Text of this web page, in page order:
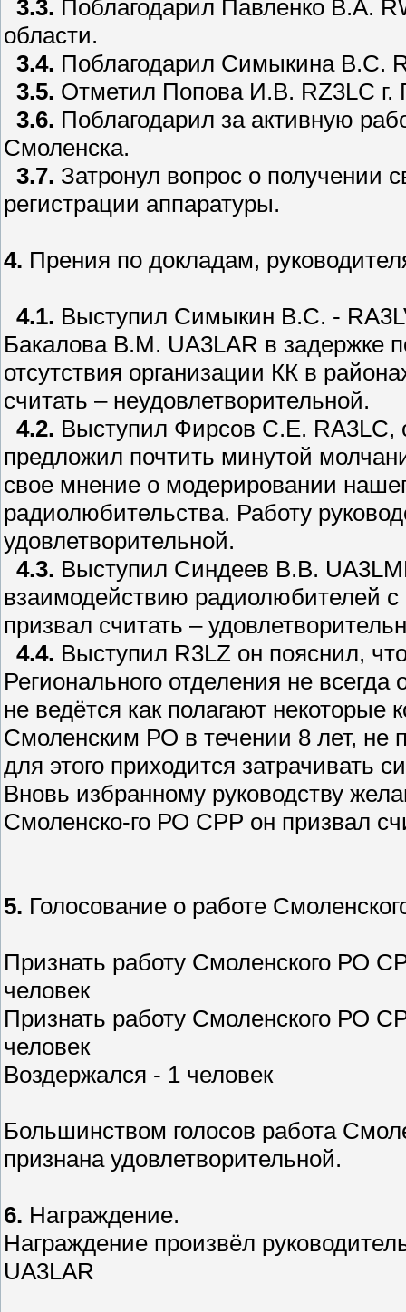
3.3. Поблагодарил Павленко В.А.
области.
3.4. Поблагодарил Симыкина В.С.
3.5. Отметил Попова И.В. RZ3LC г.
3.6. Поблагодарил за активную
Смоленска.
3.7. Затронул вопрос о получении
регистрации аппаратуры.
4. Прения по докладам,
4.1. Выступил Симыкин В.С. -
Бакалова В.М. UA3LAR в задержке
отсутствия организации КК в
считать – неудовлетворительной.
4.2. Выступил Фирсов С.Е. RA3LC,
предложил почтить минутой
свое мнение о модерировании
радиолюбительства. Работу
удовлетворительной.
4.3. Выступил Синдеев В.В.
взаимодействию радиолюбителей
призвал считать –
4.4. Выступил R3LZ он пояснил,
Регионального отделения не
не ведётся как полагают некоторые
Cмоленским РО в течении 8 лет, не
для этого приходится затрачивать
Вновь избранному руководству
Смоленско-го РО СРР он призвал
5. Голосование о работе
Признать работу Смоленского РО
человек
Признать работу Смоленского РО
человек
Воздержался - 1 человек
Большинством голосов работа
признана удовлетворительной.
6. Награждение.
Награждение произвёл
UA3LAR